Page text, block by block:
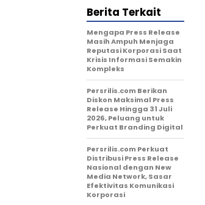
Berita Terkait
Mengapa Press Release
Masih Ampuh Menjaga
Reputasi Korporasi Saat
Krisis Informasi Semakin
Kompleks
Persrilis.com Berikan
Diskon Maksimal Press
Release Hingga 31 Juli
2026, Peluang untuk
Perkuat Branding Digital
Persrilis.com Perkuat
Distribusi Press Release
Nasional dengan New
Media Network, Sasar
Efektivitas Komunikasi
Korporasi